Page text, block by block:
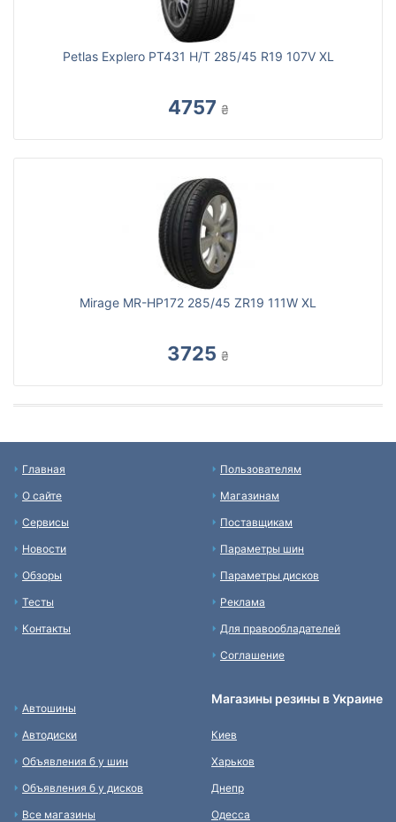
Petlas Explero PT431 H/T 285/45 R19 107V XL
4757 ₴
Mirage MR-HP172 285/45 ZR19 111W XL
3725 ₴
Главная
О сайте
Сервисы
Новости
Обзоры
Тесты
Контакты
Пользователям
Магазинам
Поставщикам
Параметры шин
Параметры дисков
Реклама
Для правообладателей
Соглашение
Автошины
Автодиски
Объявления б у шин
Объявления б у дисков
Все магазины
Магазины резины в Украине
Киев
Харьков
Днепр
Одесса